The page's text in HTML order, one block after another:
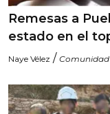
Remesas a
estado en el
Naye Vélez / Comunidad